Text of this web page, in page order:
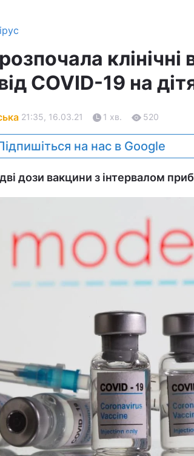
COVID-19 на
21:35, 16.03.21 1 хв. 520
на нас в Google
дози вакцини з інтервалом